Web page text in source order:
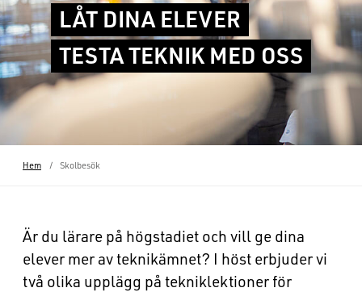
LÅT DINA ELEVER
TESTA TEKNIK MED OSS
Hem Skolbesök
Är du lärare på högstadiet och vill ge dina
elever mer av teknikämnet? I höst erbjuder vi
två olika upplägg på tekniklektioner för